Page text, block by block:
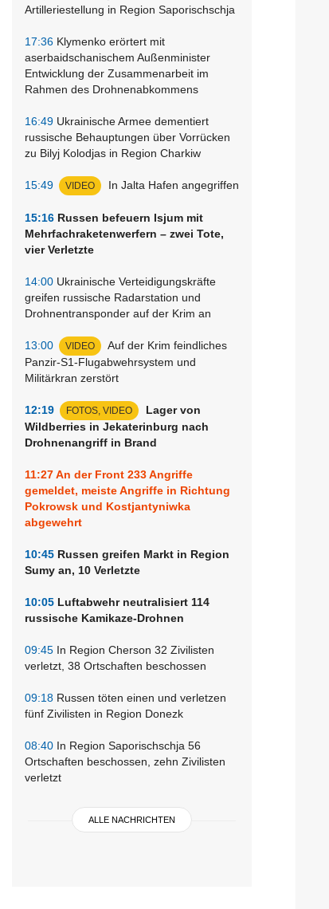
Artilleriestellung in Region Saporischschja
17:36 Klymenko erörtert mit
aserbaidschanischem Außenminister
Entwicklung der Zusammenarbeit im
Rahmen des Drohnenabkommens
16:49 Ukrainische Armee dementiert
russische Behauptungen über Vorrücken
zu Bilyj Kolodjas in Region Charkiw
15:49 VIDEO In Jalta Hafen angegriffen
15:16 Russen befeuern Isjum mit
Mehrfachraketenwerfern – zwei Tote,
vier Verletzte
14:00 Ukrainische Verteidigungskräfte
greifen russische Radarstation und
Drohnentransponder auf der Krim an
13:00 VIDEO
Auf der Krim feindliches
Panzir-S1-Flugabwehrsystem und
Militärkran zerstört
12:19 FOTOS, VIDEO
Lager von
Wildberries in Jekaterinburg nach
Drohnenangriff in Brand
11:27An der Front 233 Angriffe
gemeldet, meiste Angriffe in Richtung
Pokrowsk und Kostjantyniwka
abgewehrt
10:45 Russen greifen Markt in Region
Sumy an, 10 Verletzte
10:05 Luftabwehr neutralisiert 114
russische Kamikaze-Drohnen
09:45 In Region Cherson 32 Zivilisten
verletzt, 38 Ortschaften beschossen
09:18 Russen töten einen und verletzen
fünf Zivilisten in Region Donezk
08:40 In Region Saporischschja 56
Ortschaften beschossen, zehn Zivilisten
verletzt
ALLE NACHRICHTEN